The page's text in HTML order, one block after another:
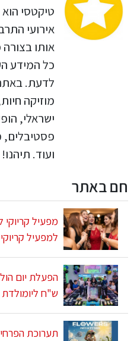
טיקטסי הוא
אירועי
אותו
כל המידע
לדעת.
מוזיקה
ישראלי,
פסטיבלים,
ועוד. תיהנו!
חם באתר
למפעיל
ש"ח ליומולדת